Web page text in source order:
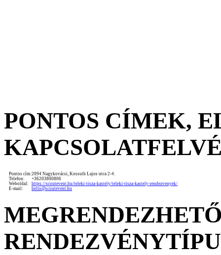
PONTOS CÍMEK,
Pontos cím:2094 Nagykovácsi, Kossuth Lajos utca 2-4.
Telefon:
+36203800806
Weboldal:
https://scoutevent.hu/teleki-tisza-kastely/teleki-tisza-kastely-rendezvenyek/
E-mail:
hello@scoutevent.hu